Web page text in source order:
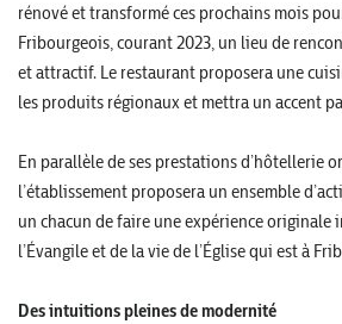
rénové et transformé ces prochains mois
Fribourgeois, courant 2023, un lieu de
et attractif. Le restaurant proposera une
les produits régionaux et mettra un accent
En parallèle de ses prestations d’hôtellerie
l’établissement proposera un ensemble
un chacun de faire une expérience originale
l’Évangile et de la vie de l’Église qui est à
Des intuitions pleines de modernité